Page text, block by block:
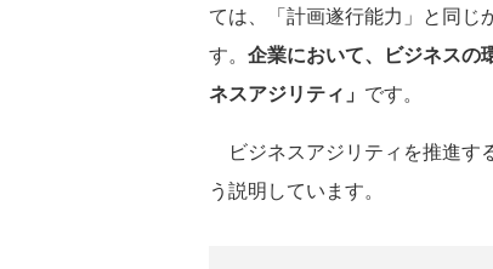
ては、「計画遂行能力」と同じ
す。 企業において、ビジネスの
ネスアジリティ」 です。
ビジネスアジリティを推進す
う説明しています。